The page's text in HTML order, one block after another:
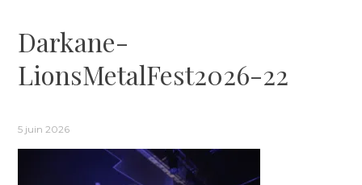
Darkane-
LionsMetalFest2026-22
5 juin 2026